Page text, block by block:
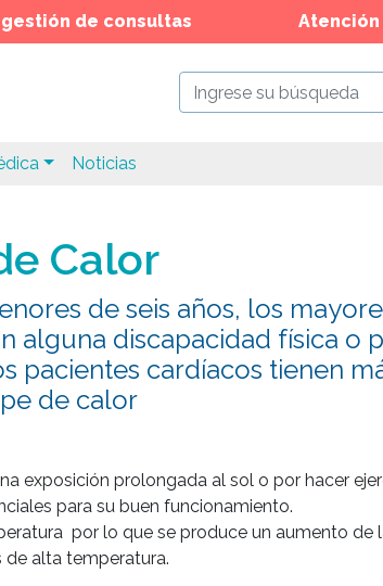
de consultas Atención
Noticias
Calor
de seis años, los
alguna discapacidad física o
pacientes cardíacos tienen
de calor
exposición prolongada al sol o por hacer
para su buen funcionamiento.
por lo que se produce un aumento
alta temperatura.